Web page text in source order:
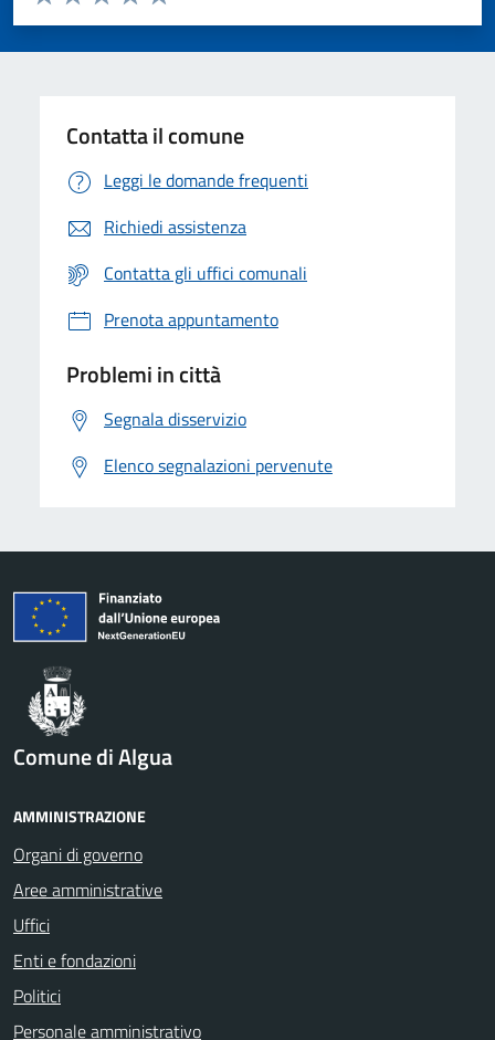
Valuta 5 stelle su 5
Valuta 4 stelle su 5
Valuta 3 stelle su 5
Valuta 2 stelle su 5
Valuta 1 stelle su 5
Contatta il comune
Leggi le domande frequenti
Richiedi assistenza
Contatta gli uffici comunali
Prenota appuntamento
Problemi in città
Segnala disservizio
Elenco segnalazioni pervenute
Comune di Algua
AMMINISTRAZIONE
Organi di governo
Aree amministrative
Uffici
Enti e fondazioni
Politici
Personale amministrativo